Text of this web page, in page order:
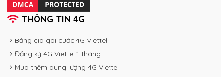
THÔNG TIN 4G
Bảng giá gói cước 4G Viettel
Đăng ký 4G Viettel 1 tháng
Mua thêm dung lượng 4G Viettel